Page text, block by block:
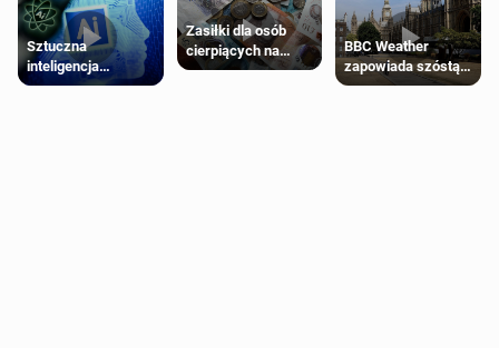
Sztuczna
inteligencja
próbowała oszukać
Zasiłki dla osób
cierpiących na
schorzenia
BBC Weather
zapowiada szóstą
falę upałów w